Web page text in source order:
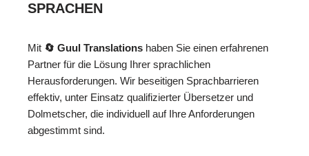
SPRACHEN
Mit 🔄 Guul Translations haben Sie einen erfahrenen
Partner für die Lösung Ihrer sprachlichen
Herausforderungen. Wir beseitigen Sprachbarrieren
effektiv, unter Einsatz qualifizierter Übersetzer und
Dolmetscher, die individuell auf Ihre Anforderungen
abgestimmt sind.